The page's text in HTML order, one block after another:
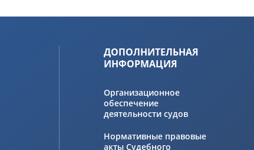
ДОПОЛНИТЕЛЬНАЯ
ИНФОРМАЦИЯ
Организационное
обеспечение
деятельности судов
Нормативные правовые
акты Судебного